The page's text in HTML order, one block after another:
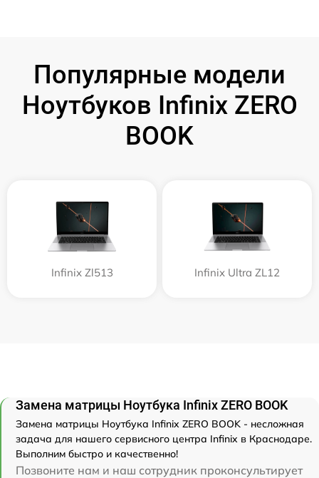
Популярные модели
Ноутбуков Infinix ZERO
BOOK
Infinix Zl513 Infinix Ultra ZL12
Замена матрицы Ноутбука Infinix ZERO BOOK
Замена матрицы Ноутбука Infinix ZERO BOOK - несложная
задача для нашего сервисного центра Infinix в Краснодаре.
Выполним быстро и качественно!
Позвоните нам и наш сотрудник проконсультирует